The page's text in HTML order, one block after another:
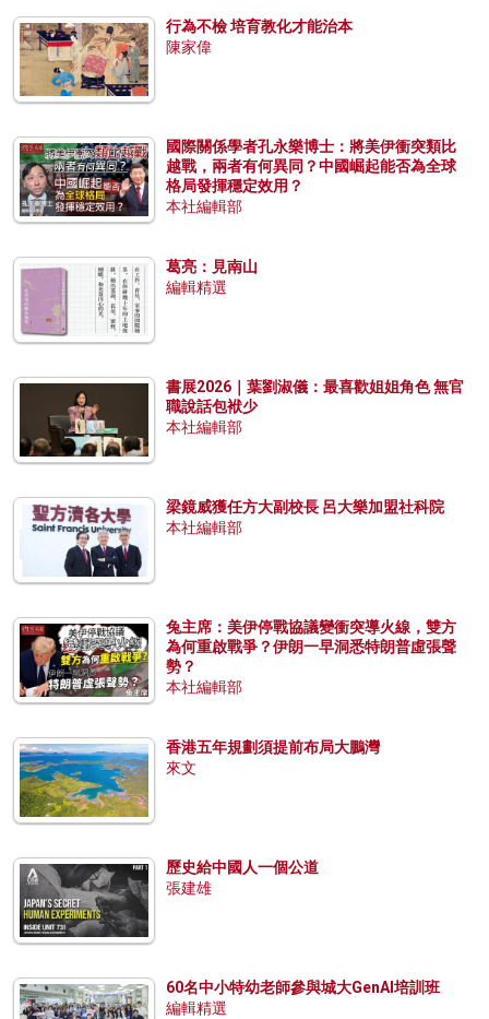
行為不檢 培育教化才能治本
陳家偉
國際關係學者孔永樂博士：將美伊衝突類比
越戰，兩者有何異同？中國崛起能否為全球
格局發揮穩定效用？
本社編輯部
葛亮：見南山
編輯精選
書展2026｜葉劉淑儀：最喜歡姐姐角色 無官
職說話包袱少
本社編輯部
梁鏡威獲任方大副校長 呂大樂加盟社科院
本社編輯部
兔主席：美伊停戰協議變衝突導火線，雙方
為何重啟戰爭？伊朗一早洞悉特朗普虛張聲
勢？
本社編輯部
香港五年規劃須提前布局大鵬灣
來文
歷史給中國人一個公道
張建雄
60名中小特幼老師參與城大GenAI培訓班
編輯精選